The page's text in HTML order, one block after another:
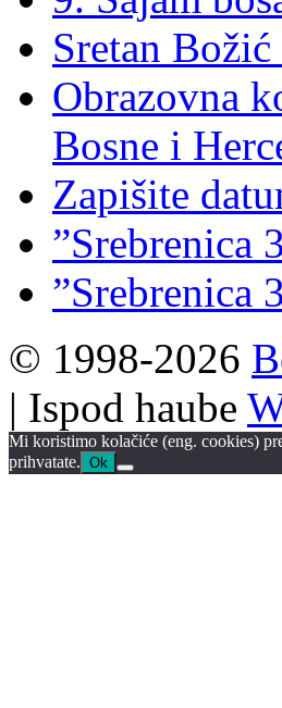
Sretan
Obrazovna
Bosne i
Zapišite
”Srebrenica
”Srebrenica
© 1998-2026
| Ispod haube
Mi koristimo kolačiće (eng. cookies)
prihvatate. Ok